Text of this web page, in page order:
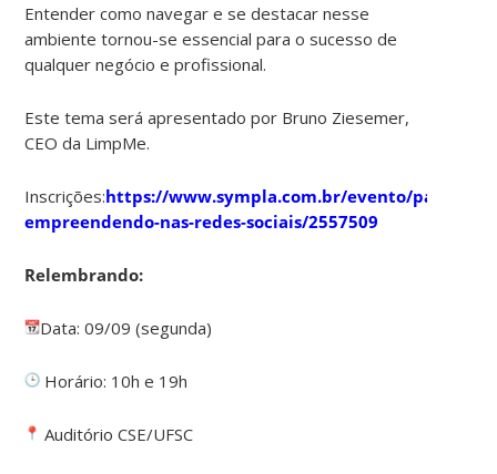
Entender como navegar e se destacar nesse
ambiente tornou-se essencial para o sucesso de
qualquer negócio e profissional.
Este tema será apresentado por Bruno Ziesemer,
CEO da LimpMe.
Inscrições:https://www.sympla.com.br/evento/palestra-
empreendendo-nas-redes-sociais/2557509
Relembrando:
Data: 09/09 (segunda)
Horário: 10h e 19h
Auditório CSE/UFSC